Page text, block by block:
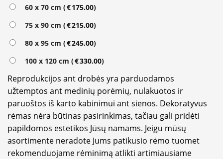
60 x 70 cm (€175.00)
75 x 90 cm (€215.00)
80 x 95 cm (€245.00)
100 x 120 cm (€330.00)
Reprodukcijos ant drobės yra parduodamos
užtemptos ant medinių porėmių, nulakuotos ir
paruoštos iš karto kabinimui ant sienos. Dekoratyvus
rėmas nėra būtinas pasirinkimas, tačiau gali pridėti
papildomos estetikos Jūsų namams. Jeigu mūsų
asortimente neradote Jums patikusio rėmo tuomet
rekomenduojame rėminimą atlikti artimiausiame